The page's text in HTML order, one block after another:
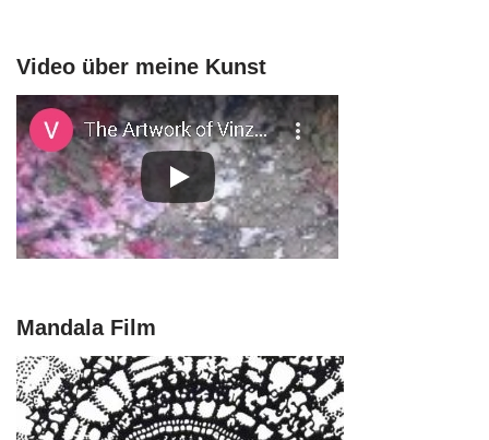
Video über meine Kunst
Mandala Film